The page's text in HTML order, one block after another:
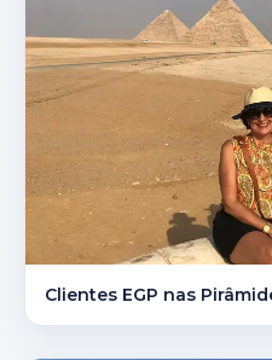
Clientes EGP nas